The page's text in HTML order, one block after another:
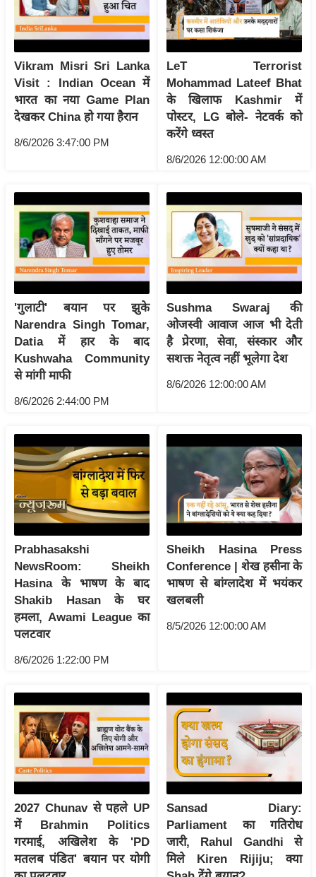
ग
इं
या
सा
हि
त्य
ज
ऑ
टो
व
र्ल्ड
न्यू
ज
ब्री
फ
म
नो
ज
ज
ग
बॉ
ली
वु
ड
हॉ
ली
वु
ड
फि
स
मी
क्षा
B
r
e
a
k
i
n
Vikram Misri Sri Lanka
Visit : Indian Ocean में
भारत का नया Game Plan
देखकर China हो गया हैरान
8/6/2026 3:47:00 PM
LeT Terrorist
Mohammad Lateef Bhat
के खिलाफ Kashmir में
पोस्टर, LG बोले- नेटवर्क को
करेंगे ध्वस्त
8/6/2026 12:00:00 AM
'गुलाटी' बयान पर झुके
Narendra Singh Tomar,
Datia में हार के बाद
Kushwaha Community
से मांगी माफी
8/6/2026 2:44:00 PM
Sushma Swaraj की
ओजस्वी आवाज आज भी देती
है प्रेरणा, सेवा, संस्कार और
सशक्त नेतृत्व नहीं भूलेगा देश
8/6/2026 12:00:00 AM
Prabhasakshi
NewsRoom: Sheikh
Hasina के भाषण के बाद
Shakib Hasan के घर
हमला, Awami League का
पलटवार
8/6/2026 1:22:00 PM
Sheikh Hasina Press
Conference | शेख हसीना के
भाषण से बांग्लादेश में भयंकर
खलबली
8/5/2026 12:00:00 AM
2027 Chunav से पहले UP
में Brahmin Politics
गरमाई, अखिलेश के 'PD
मतलब पंडित' बयान पर योगी
Sansad Diary:
Parliament का गतिरोध
जारी, Rahul Gandhi से
मिले Kiren Rijiju; क्या